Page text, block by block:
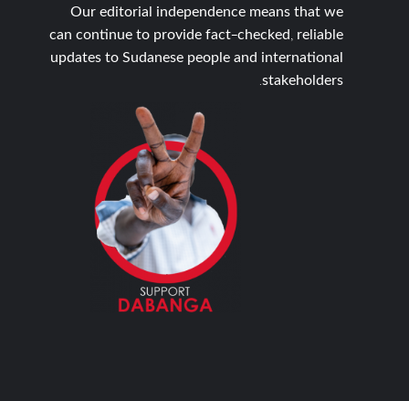
Our editorial independence means that we
can continue to provide fact-checked, reliable
updates to Sudanese people and international
stakeholders.